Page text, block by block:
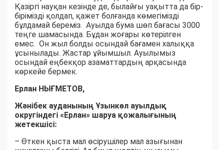
Қазіргі науқан кезінде де, былайғы уақытта да бір-
бірімізді қолдап, қажет болғанда көмегімізді
бұлдамай береміз. Ауылда бума шөп бағасы 3000
теңге шамасында. Бұдан жоғары көтерілген
емес. Он жыл болды осындай бағамен халыққа
ұсынылады. Жастар ұйымшыл. Ауылымыз
осындай еңбекқор азаматтардың арқасында
көркейе бермек.
Ерлан НЫҒМЕТОВ,
Жәнібек ауданының Ұзынкөл ауылдық
округіндегі «Ерлан» шаруа қожалығының
жетекшісі:
– Өткен қыста мал өсірушілер мал азығынан